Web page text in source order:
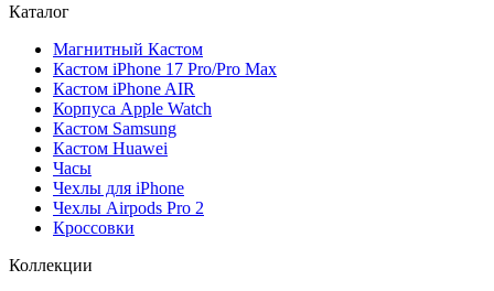
Каталог
Магнитный Кастом
Кастом iPhone 17 Pro/Pro Max
Кастом iPhone AIR
Корпуса Apple Watch
Кастом Samsung
Кастом Huawei
Часы
Чехлы для iPhone
Чехлы Airpods Pro 2
Кроссовки
Коллекции